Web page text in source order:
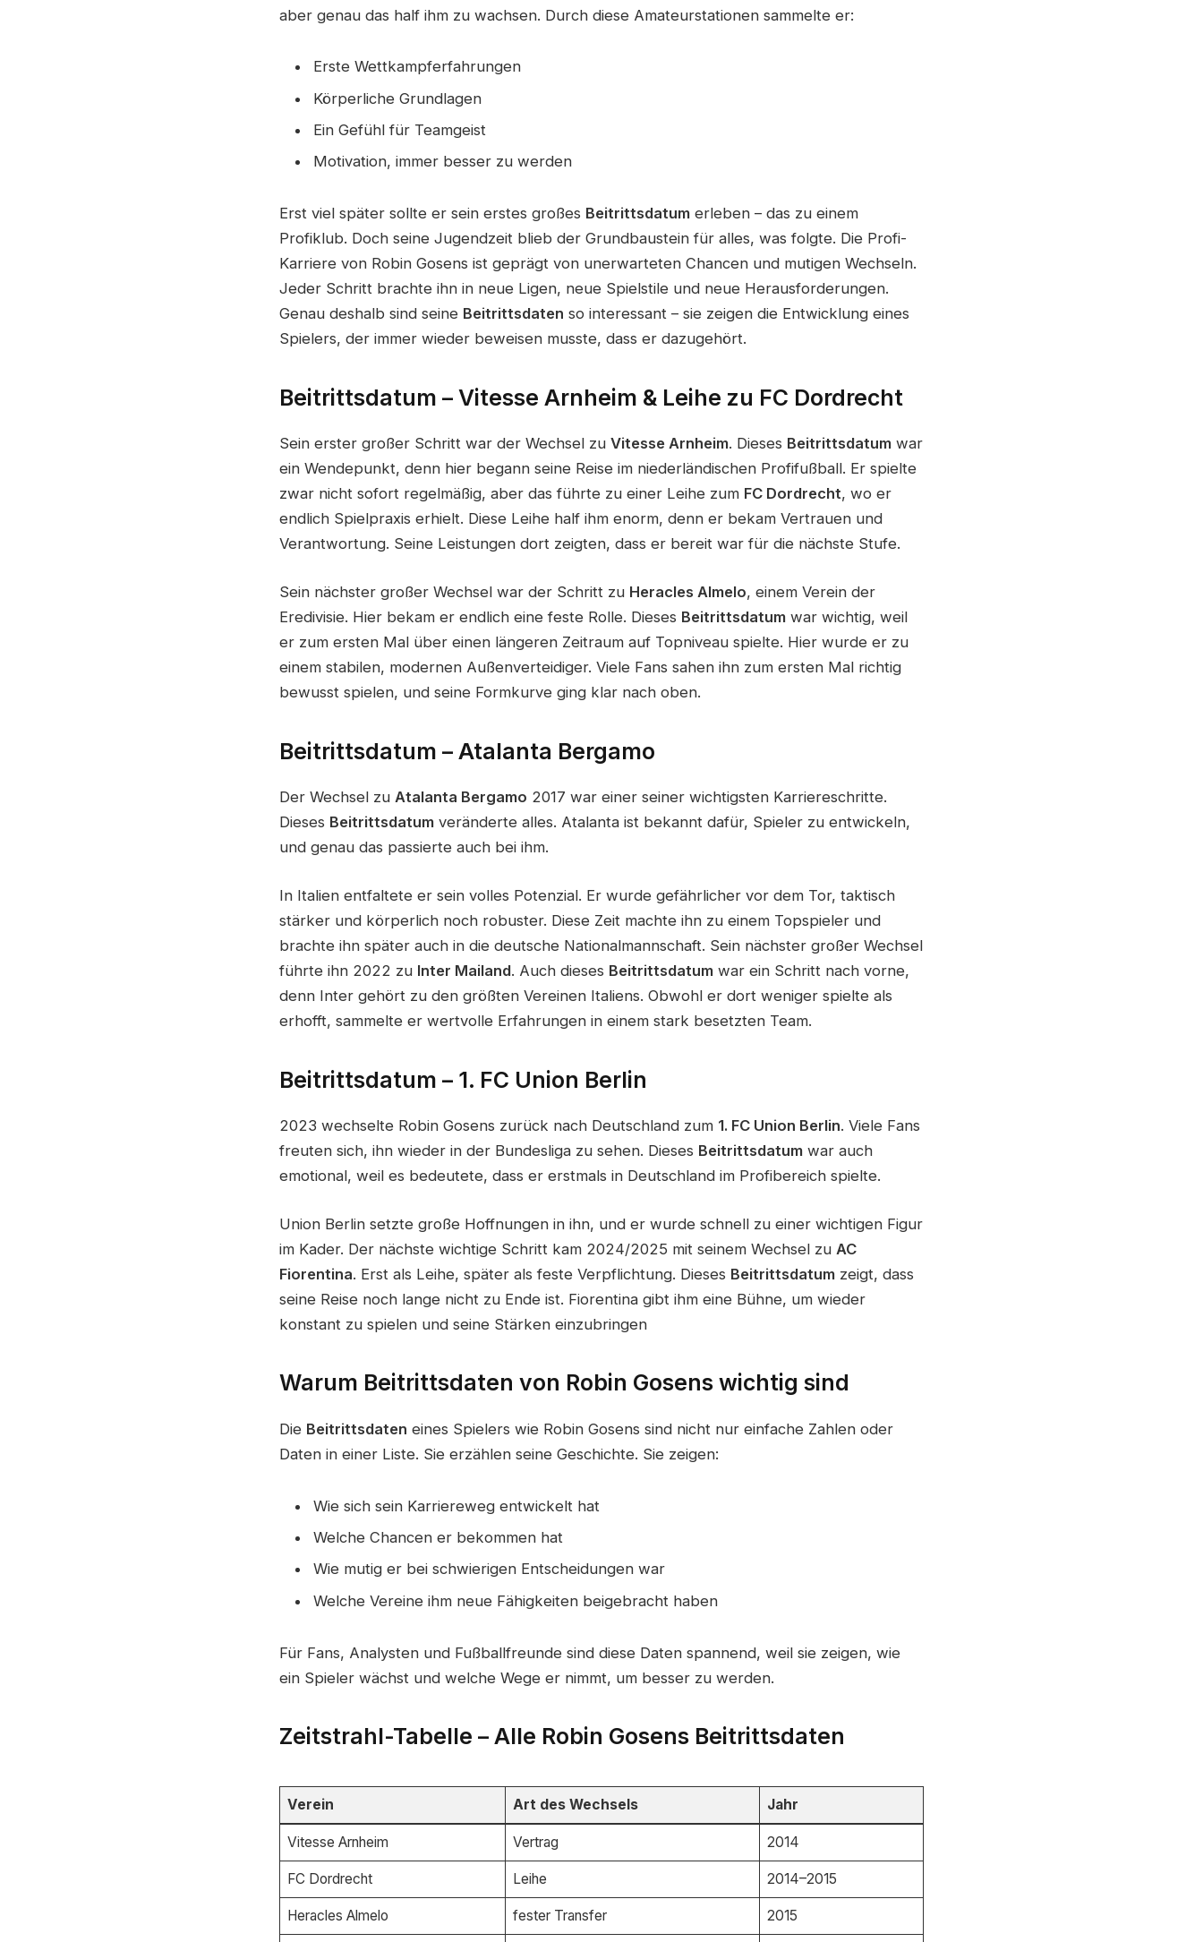
aber genau das half ihm zu wachsen. Durch diese Amateurstationen sammelte er:
Erste Wettkampferfahrungen
Körperliche Grundlagen
Ein Gefühl für Teamgeist
Motivation, immer besser zu werden
Erst viel später sollte er sein erstes großes Beitrittsdatum erleben – das zu einem
Profiklub. Doch seine Jugendzeit blieb der Grundbaustein für alles, was folgte. Die Profi-
Karriere von Robin Gosens ist geprägt von unerwarteten Chancen und mutigen Wechseln.
Jeder Schritt brachte ihn in neue Ligen, neue Spielstile und neue Herausforderungen.
Genau deshalb sind seine Beitrittsdaten so interessant – sie zeigen die Entwicklung eines
Spielers, der immer wieder beweisen musste, dass er dazugehört.
Beitrittsdatum – Vitesse Arnheim & Leihe zu FC Dordrecht
Sein erster großer Schritt war der Wechsel zu Vitesse Arnheim. Dieses Beitrittsdatum war
ein Wendepunkt, denn hier begann seine Reise im niederländischen Profifußball. Er spielte
zwar nicht sofort regelmäßig, aber das führte zu einer Leihe zum FC Dordrecht, wo er
endlich Spielpraxis erhielt. Diese Leihe half ihm enorm, denn er bekam Vertrauen und
Verantwortung. Seine Leistungen dort zeigten, dass er bereit war für die nächste Stufe.
Sein nächster großer Wechsel war der Schritt zu Heracles Almelo, einem Verein der
Eredivisie. Hier bekam er endlich eine feste Rolle. Dieses Beitrittsdatum war wichtig, weil
er zum ersten Mal über einen längeren Zeitraum auf Topniveau spielte. Hier wurde er zu
einem stabilen, modernen Außenverteidiger. Viele Fans sahen ihn zum ersten Mal richtig
bewusst spielen, und seine Formkurve ging klar nach oben.
Beitrittsdatum – Atalanta Bergamo
Der Wechsel zu Atalanta Bergamo 2017 war einer seiner wichtigsten Karriereschritte.
Dieses Beitrittsdatum veränderte alles. Atalanta ist bekannt dafür, Spieler zu entwickeln,
und genau das passierte auch bei ihm.
In Italien entfaltete er sein volles Potenzial. Er wurde gefährlicher vor dem Tor, taktisch
stärker und körperlich noch robuster. Diese Zeit machte ihn zu einem Topspieler und
brachte ihn später auch in die deutsche Nationalmannschaft. Sein nächster großer Wechsel
führte ihn 2022 zu Inter Mailand. Auch dieses Beitrittsdatum war ein Schritt nach vorne,
denn Inter gehört zu den größten Vereinen Italiens. Obwohl er dort weniger spielte als
erhofft, sammelte er wertvolle Erfahrungen in einem stark besetzten Team.
Beitrittsdatum – 1. FC Union Berlin
2023 wechselte Robin Gosens zurück nach Deutschland zum 1. FC Union Berlin. Viele Fans
freuten sich, ihn wieder in der Bundesliga zu sehen. Dieses Beitrittsdatum war auch
emotional, weil es bedeutete, dass er erstmals in Deutschland im Profibereich spielte.
Union Berlin setzte große Hoffnungen in ihn, und er wurde schnell zu einer wichtigen Figur
im Kader. Der nächste wichtige Schritt kam 2024/2025 mit seinem Wechsel zu AC
Fiorentina. Erst als Leihe, später als feste Verpflichtung. Dieses Beitrittsdatum zeigt, dass
seine Reise noch lange nicht zu Ende ist. Fiorentina gibt ihm eine Bühne, um wieder
konstant zu spielen und seine Stärken einzubringen
Warum Beitrittsdaten von Robin Gosens wichtig sind
Die Beitrittsdaten eines Spielers wie Robin Gosens sind nicht nur einfache Zahlen oder
Daten in einer Liste. Sie erzählen seine Geschichte. Sie zeigen:
Wie sich sein Karriereweg entwickelt hat
Welche Chancen er bekommen hat
Wie mutig er bei schwierigen Entscheidungen war
Welche Vereine ihm neue Fähigkeiten beigebracht haben
Für Fans, Analysten und Fußballfreunde sind diese Daten spannend, weil sie zeigen, wie
ein Spieler wächst und welche Wege er nimmt, um besser zu werden.
Zeitstrahl-Tabelle – Alle Robin Gosens Beitrittsdaten
Verein Art des Wechsels Jahr
Vitesse Arnheim Vertrag 2014
FC Dordrecht Leihe 2014–2015
Heracles Almelo fester Transfer 2015